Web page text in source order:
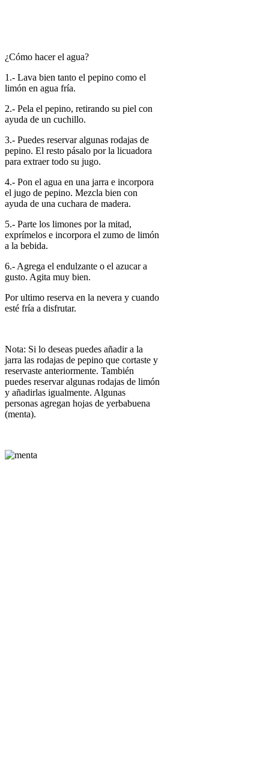
¿Cómo hacer el agua?
1.- Lava bien tanto el pepino como el
limón en agua fría.
2.- Pela el pepino, retirando su piel con
ayuda de un cuchillo.
3.- Puedes reservar algunas rodajas de
pepino. El resto pásalo por la licuadora
para extraer todo su jugo.
4.- Pon el agua en una jarra e incorpora
el jugo de pepino. Mezcla bien con
ayuda de una cuchara de madera.
5.- Parte los limones por la mitad,
exprímelos e incorpora el zumo de limón
a la bebida.
6.- Agrega el endulzante o el azucar a
gusto. Agita muy bien.
Por ultimo reserva en la nevera y cuando
esté fría a disfrutar.
Nota: Si lo deseas puedes añadir a la
jarra las rodajas de pepino que cortaste y
reservaste anteriormente. También
puedes reservar algunas rodajas de limón
y añadirlas igualmente. Algunas
personas agregan hojas de yerbabuena
(menta).